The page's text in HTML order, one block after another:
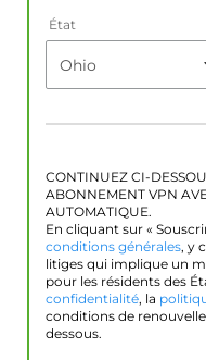
État
CONTINUEZ CI-
ABONNEMENT VPN
AUTOMATIQUE.
En cliquant sur «
conditions générales, y
litiges qui implique un
pour les résidents des
confidentialité, la
conditions de
dessous.